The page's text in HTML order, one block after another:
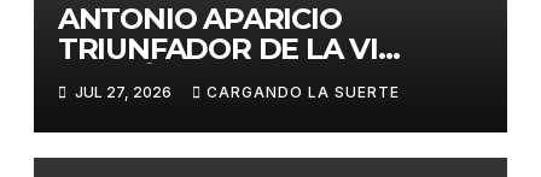
ANTONIO APARICIO
TRIUNFADOR DE LA VI
EDICIÓN DEL CERTAMEN
«VILLA DE LA SOLANA»
JUL 27, 2026 CARGANDO LA SUERTE